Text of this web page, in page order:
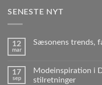
SENESTE NYT
12
mar
Sæsonens trends,
17
sep
Modeinspiration i
stilretninger